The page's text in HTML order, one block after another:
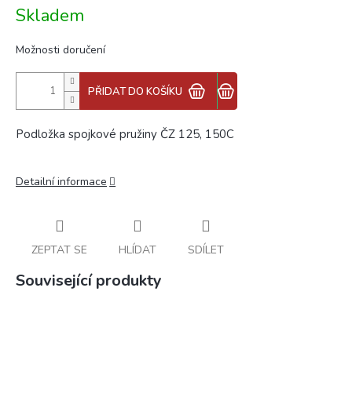
cena:
Skladem
Možnosti doručení
PŘIDAT DO KOŠÍKU
Podložka spojkové pružiny ČZ 125, 150C
Detailní informace
ZEPTAT SE HLÍDAT SDÍLET
Související produkty